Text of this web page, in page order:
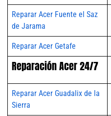
Reparar Acer Fuente el Saz
de Jarama
Reparar Acer Getafe
Reparación Acer 24/7
Reparar Acer Guadalix de la
Sierra